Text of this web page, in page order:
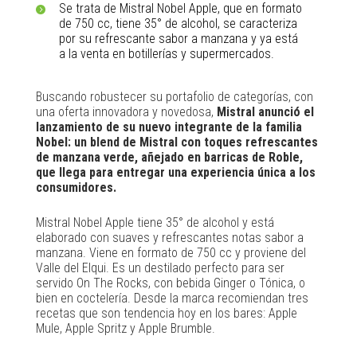
Se trata de Mistral Nobel Apple, que en formato
de 750 cc, tiene 35° de alcohol, se caracteriza
por su refrescante sabor a manzana y ya está
a la venta en botillerías y supermercados.
Buscando robustecer su portafolio de categorías, con
una oferta innovadora y novedosa, Mistral anunció el
lanzamiento de su nuevo integrante de la familia
Nobel: un blend de Mistral con toques refrescantes
de manzana verde, añejado en barricas de Roble,
que llega para entregar una experiencia única a los
consumidores.
Mistral Nobel Apple tiene 35° de alcohol y está
elaborado con suaves y refrescantes notas sabor a
manzana. Viene en formato de 750 cc y proviene del
Valle del Elqui. Es un destilado perfecto para ser
servido On The Rocks, con bebida Ginger o Tónica, o
bien en coctelería. Desde la marca recomiendan tres
recetas que son tendencia hoy en los bares: Apple
Mule, Apple Spritz y Apple Brumble.